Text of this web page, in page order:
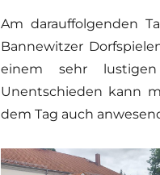
Am darauffolgenden
Bannewitzer
einem sehr
Unentschieden kann
dem Tag auch